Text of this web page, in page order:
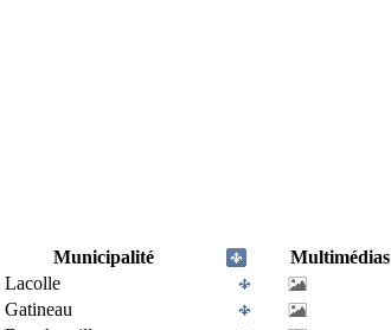
Municipalité
Multimédias
Lacolle
Gatineau